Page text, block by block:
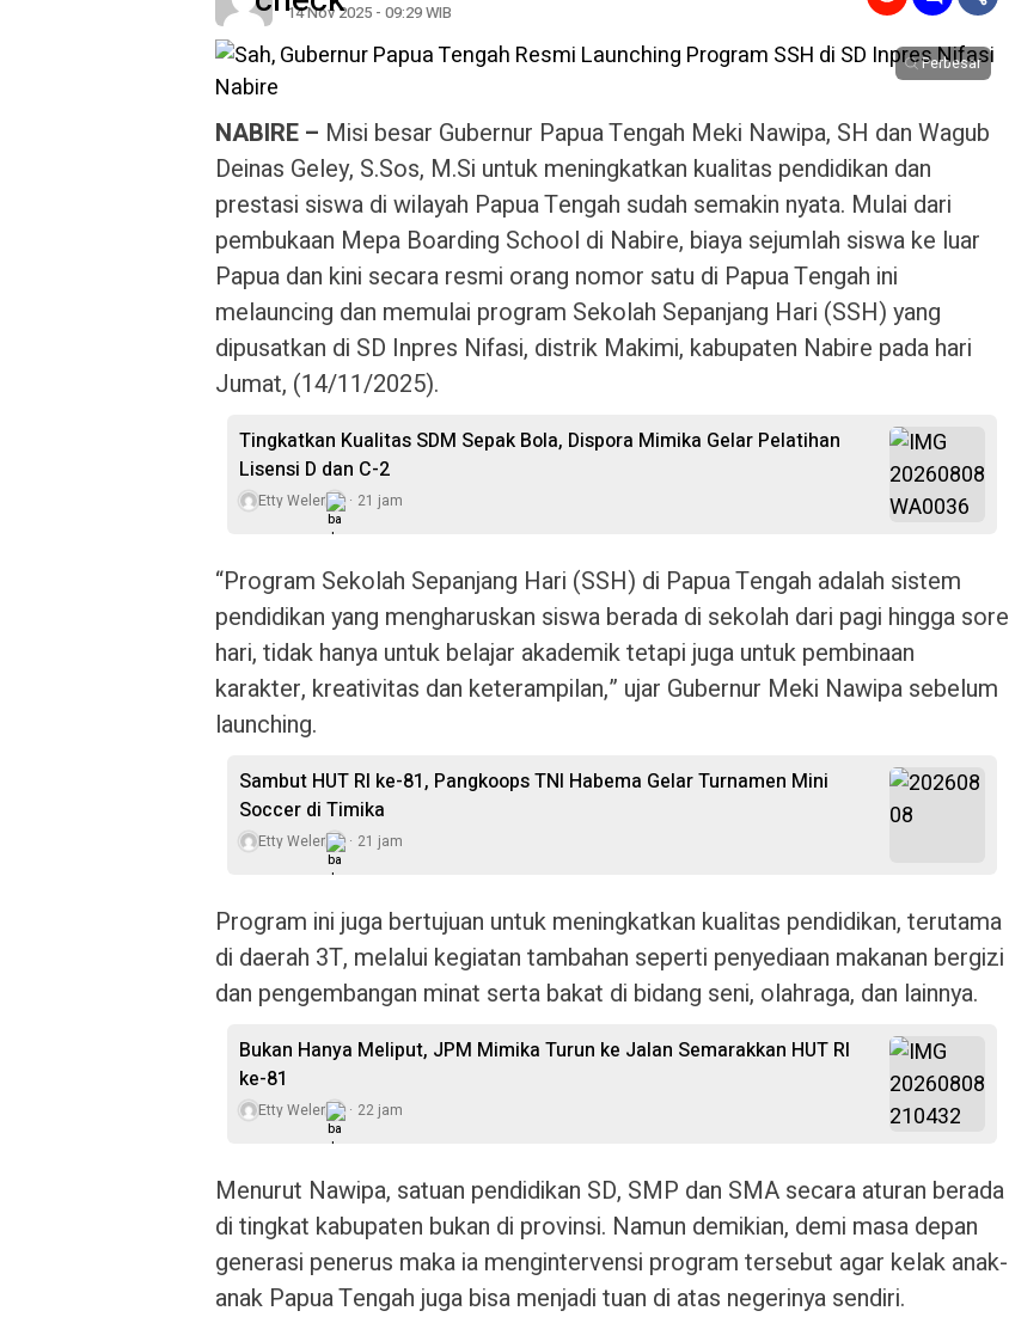
14 Nov 2025 - 09:29 WIB
Perbesar
NABIRE – Misi besar Gubernur Papua Tengah Meki Nawipa, SH dan Wagub
Deinas Geley, S.Sos, M.Si untuk meningkatkan kualitas pendidikan dan
prestasi siswa di wilayah Papua Tengah sudah semakin nyata. Mulai dari
pembukaan Mepa Boarding School di Nabire, biaya sejumlah siswa ke luar
Papua dan kini secara resmi orang nomor satu di Papua Tengah ini
melauncing dan memulai program Sekolah Sepanjang Hari (SSH) yang
dipusatkan di SD Inpres Nifasi, distrik Makimi, kabupaten Nabire pada hari
Jumat, (14/11/2025).
Tingkatkan Kualitas SDM Sepak Bola, Dispora Mimika Gelar Pelatihan
Lisensi D dan C-2
Etty Weler 21 jam
“Program Sekolah Sepanjang Hari (SSH) di Papua Tengah adalah sistem
pendidikan yang mengharuskan siswa berada di sekolah dari pagi hingga sore
hari, tidak hanya untuk belajar akademik tetapi juga untuk pembinaan
karakter, kreativitas dan keterampilan,” ujar Gubernur Meki Nawipa sebelum
launching.
Sambut HUT RI ke-81, Pangkoops TNI Habema Gelar Turnamen Mini
Soccer di Timika
Etty Weler 21 jam
Program ini juga bertujuan untuk meningkatkan kualitas pendidikan, terutama
di daerah 3T, melalui kegiatan tambahan seperti penyediaan makanan bergizi
dan pengembangan minat serta bakat di bidang seni, olahraga, dan lainnya.
Bukan Hanya Meliput, JPM Mimika Turun ke Jalan Semarakkan HUT RI
ke-81
Etty Weler 22 jam
Menurut Nawipa, satuan pendidikan SD, SMP dan SMA secara aturan berada
di tingkat kabupaten bukan di provinsi. Namun demikian, demi masa depan
generasi penerus maka ia mengintervensi program tersebut agar kelak anak-
anak Papua Tengah juga bisa menjadi tuan di atas negerinya sendiri.